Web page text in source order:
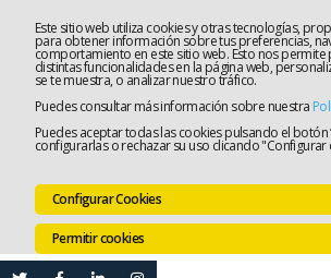
Este sitio web utiliza cookies y otras tecnologías,
para obtener información sobre tus preferencias,
comportamiento en este sitio web. Esto nos
distintas funcionalidades en la página web,
se te muestra, o analizar nuestro tráfico.
Puedes consultar más información sobre nuestra
Puedes aceptar todas las cookies pulsando el botón
configurarlas o rechazar su uso clicando "Configurar
Configurar Cookies
Permitir cookies